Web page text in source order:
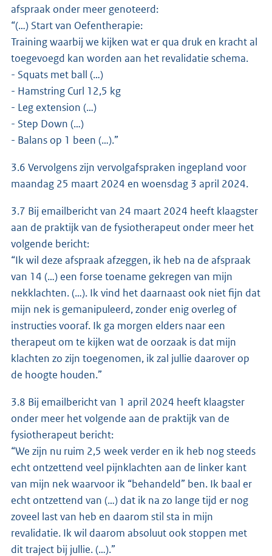
afspraak onder meer genoteerd:
“(…) Start van Oefentherapie:
Training waarbij we kijken wat er qua druk en kracht al
toegevoegd kan worden aan het revalidatie schema.
- Squats met ball (…)
- Hamstring Curl 12,5 kg
- Leg extension (…)
- Step Down (…)
- Balans op 1 been (…).”
3.6 Vervolgens zijn vervolgafspraken ingepland voor
maandag 25 maart 2024 en woensdag 3 april 2024.
3.7 Bij emailbericht van 24 maart 2024 heeft klaagster
aan de praktijk van de fysiotherapeut onder meer het
volgende bericht:
“Ik wil deze afspraak afzeggen, ik heb na de afspraak
van 14 (…) een forse toename gekregen van mijn
nekklachten. (…). Ik vind het daarnaast ook niet fijn dat
mijn nek is gemanipuleerd, zonder enig overleg of
instructies vooraf. Ik ga morgen elders naar een
therapeut om te kijken wat de oorzaak is dat mijn
klachten zo zijn toegenomen, ik zal jullie daarover op
de hoogte houden.”
3.8 Bij emailbericht van 1 april 2024 heeft klaagster
onder meer het volgende aan de praktijk van de
fysiotherapeut bericht:
“We zijn nu ruim 2,5 week verder en ik heb nog steeds
echt ontzettend veel pijnklachten aan de linker kant
van mijn nek waarvoor ik “behandeld” ben. Ik baal er
echt ontzettend van (…) dat ik na zo lange tijd er nog
zoveel last van heb en daarom stil sta in mijn
revalidatie. Ik wil daarom absoluut ook stoppen met
dit traject bij jullie. (…).”